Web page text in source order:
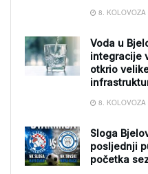
8. KOLOVOZA
Voda u
integracije
otkrio
8. KOLOVOZA
Sloga
posljednji
početka